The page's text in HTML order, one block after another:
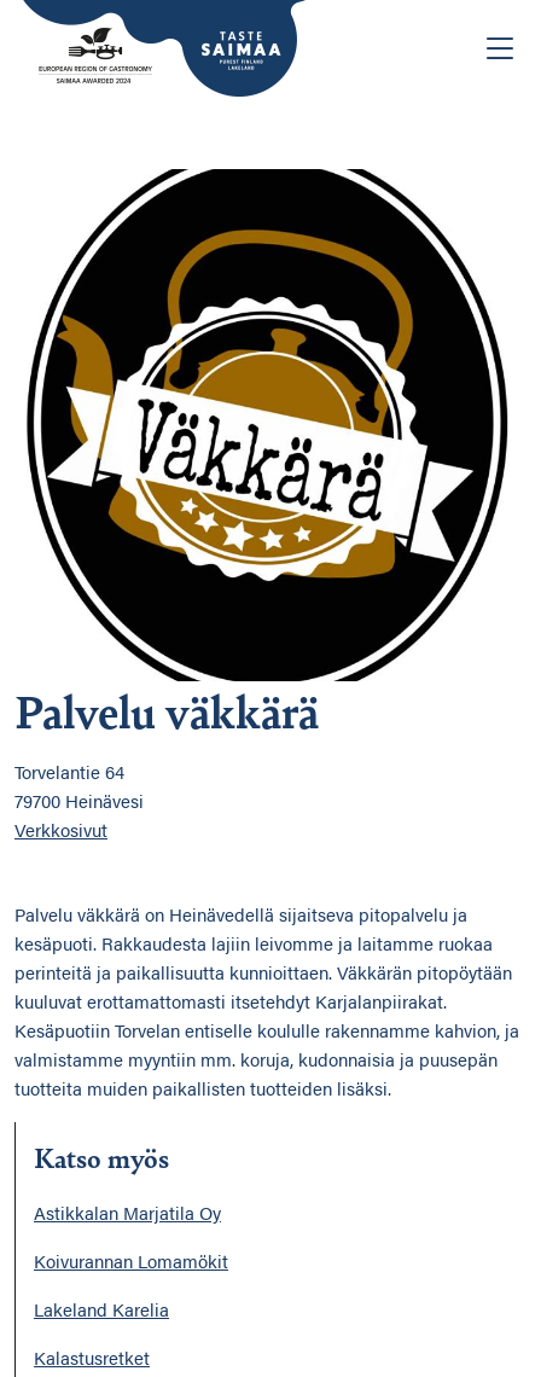
Palvelu väkkärä
Torvelantie 64
79700 Heinävesi
Verkkosivut
Palvelu väkkärä on Heinävedellä sijaitseva pitopalvelu ja
kesäpuoti. Rakkaudesta lajiin leivomme ja laitamme ruokaa
perinteitä ja paikallisuutta kunnioittaen. Väkkärän pitopöytään
kuuluvat erottamattomasti itsetehdyt Karjalanpiirakat.
Kesäpuotiin Torvelan entiselle koululle rakennamme kahvion, ja
valmistamme myyntiin mm. koruja, kudonnaisia ja puusepän
tuotteita muiden paikallisten tuotteiden lisäksi.
Katso myös
Astikkalan Marjatila Oy
Koivurannan Lomamökit
Lakeland Karelia
Kalastusretket